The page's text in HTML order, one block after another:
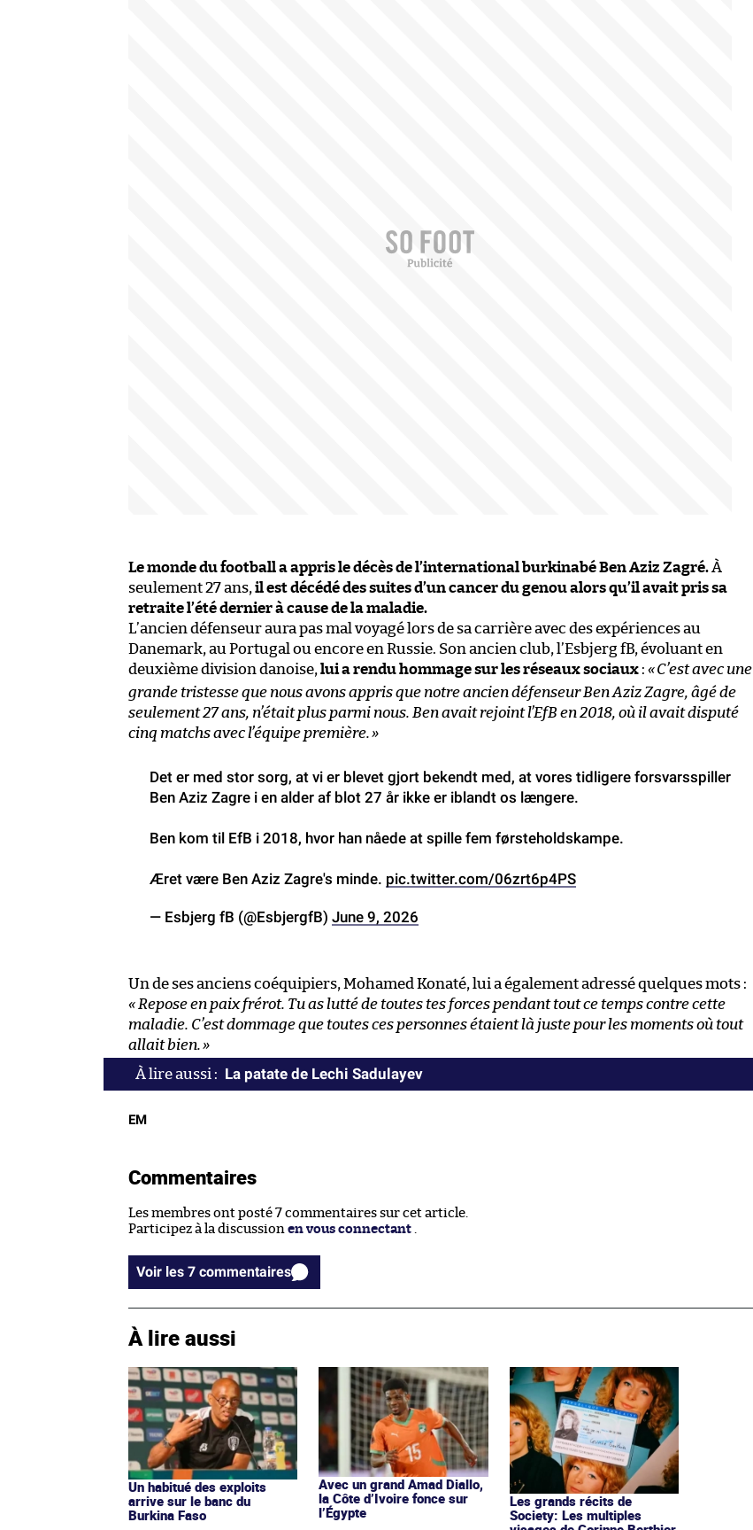
Le monde du football a appris le décès de l’international burkinabé Ben Aziz Zagré.À
seulement 27 ans, il est décédé des suites d’un cancer du genou alors qu’il avait pris sa
retraite l’été dernier à cause de la maladie.
L’ancien défenseur aura pas mal voyagé lors de sa carrière avec des expériences au
Danemark, au Portugal ou encore en Russie. Son ancien club, l’Esbjerg fB, évoluant en
deuxième division danoise, lui a rendu hommage sur les réseaux sociaux : «C’est avec une
grande tristesse que nous avons appris que notre ancien défenseur Ben Aziz Zagre, âgé de
seulement 27 ans, n’était plus parmi nous. Ben avait rejoint l’EfB en 2018, où il avait disputé
cinq matchs avec l’équipe première.»
Det er med stor sorg, at vi er blevet gjort bekendt med, at vores tidligere forsvarsspiller
Ben Aziz Zagre i en alder af blot 27 år ikke er iblandt os længere.
Ben kom til EfB i 2018, hvor han nåede at spille fem førsteholdskampe.
Æret være Ben Aziz Zagre's minde. pic.twitter.com/06zrt6p4PS
— Esbjerg fB (@EsbjergfB) June 9, 2026
Un de ses anciens coéquipiers, Mohamed Konaté, lui a également adressé quelques mots :
« Repose en paix frérot. Tu as lutté de toutes tes forces pendant tout ce temps contre cette
maladie. C’est dommage que toutes ces personnes étaient là juste pour les moments où tout
allait bien.»
La patate de Lechi Sadulayev
EM
Commentaires
Les membres ont posté 7 commentaires sur cet article.
Participez à la discussion en vous connectant .
Voir les 7 commentaires
À lire aussi
Un habitué des exploits
arrive sur le banc du
Burkina Faso
Avec un grand Amad Diallo,
la Côte d’Ivoire fonce sur
l’Égypte
Les grands récits de
Society: Les multiples